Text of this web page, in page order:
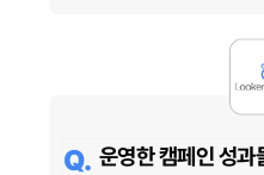
운영한 캠페인 성과